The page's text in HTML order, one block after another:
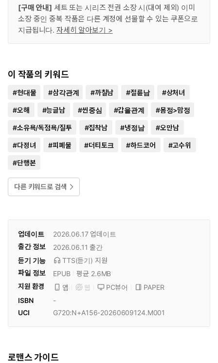
[구매 안내] 세트 또는 시리즈 전권 소장 시(대여 제외) 이미
소장 중인 중복 작품은 다른 계정에 선물할 수 있는 쿠폰으로
지급됩니다. 자세히 알아보기 >
이 작품의 키워드
#현대물 #삼각관계 #까칠남 #절륜남 #상처녀
#오해 #능글남 #씬중심 #갑을관계 #몸정>맘정
#소유욕/독점욕/질투 #집착남 #냉정남 #오만남
#다정녀 #피폐물 #더티토크 #하드코어 #고수위
#단행본
다른 키워드로 검색
업데이트 2026.06.17업데이트
출간 정보
2026.06.11 출간
듣기 기능
TTS(듣기) 지원
파일 정보
EPUB
평균 2.6MB
지원 환경
앱 웹 PC뷰어
PAPER
ISBN
-
UCI
G720:N+A156-20260609124.M001
로맨스 가이드